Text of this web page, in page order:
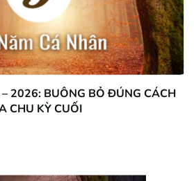
2026: BUÔNG BỎ ĐÚNG CÁCH
CHU KỲ CUỐI